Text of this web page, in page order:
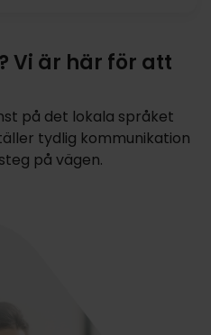
Vi är här för att
på det lokala språket
tydlig kommunikation
på vägen.